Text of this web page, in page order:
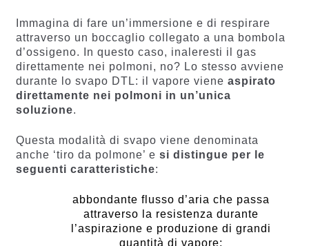
Immagina di fare un’immersione e di respirare
attraverso un boccaglio collegato a una bombola
d’ossigeno. In questo caso, inaleresti il gas
direttamente nei polmoni, no? Lo stesso avviene
durante lo svapo DTL: il vapore viene aspirato
direttamente nei polmoni in un’unica
soluzione.
Questa modalità di svapo viene denominata
anche ‘tiro da polmone’ e si distingue per le
seguenti caratteristiche:
abbondante flusso d’aria che passa
attraverso la resistenza durante
l’aspirazione e produzione di grandi
quantità di vapore;